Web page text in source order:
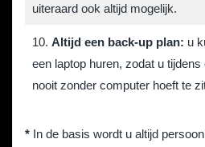
uiteraard ook altijd mogelijk.
10. Altijd een back-up plan: u
een laptop huren, zodat u tijdens
nooit zonder computer hoeft te
* In de basis wordt u altijd